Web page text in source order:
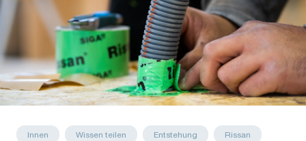
Innen Wissen teilen Entstehung Rissan